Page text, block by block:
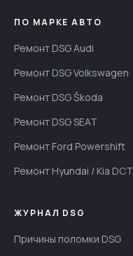
ПО МАРКЕ АВТО
Ремонт DSG Audi
Ремонт DSG Volkswagen
Ремонт DSG Škoda
Ремонт DSG SEAT
Ремонт Ford Powershift
Ремонт Hyundai / Kia DCT
ЖУРНАЛ DSG
Причины поломки DSG